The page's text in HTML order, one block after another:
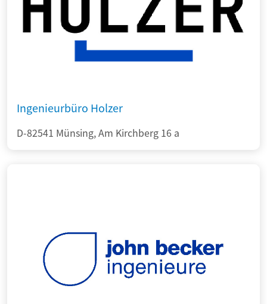
Ingenieurbüro Holzer
D-82541 Münsing, Am Kirchberg 16 a